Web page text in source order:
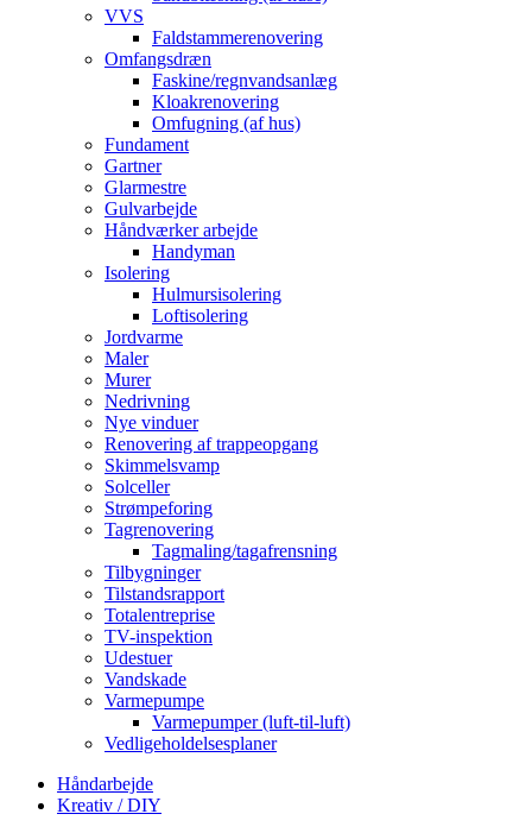
VVS
Faldstammerenovering
Omfangsdræn
Faskine/regnvandsanlæg
Kloakrenovering
Omfugning (af hus)
Fundament
Gartner
Glarmestre
Gulvarbejde
Håndværker arbejde
Handyman
Isolering
Hulmursisolering
Loftisolering
Jordvarme
Maler
Murer
Nedrivning
Nye vinduer
Renovering af trappeopgang
Skimmelsvamp
Solceller
Strømpeforing
Tagrenovering
Tagmaling/tagafrensning
Tilbygninger
Tilstandsrapport
Totalentreprise
TV-inspektion
Udestuer
Vandskade
Varmepumpe
Varmepumper (luft-til-luft)
Vedligeholdelsesplaner
Håndarbejde
Kreativ / DIY